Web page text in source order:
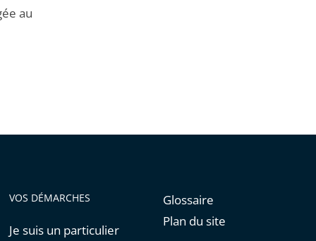
au
VOS DÉMARCHES
Je suis un particulier
Glossaire
Plan du site